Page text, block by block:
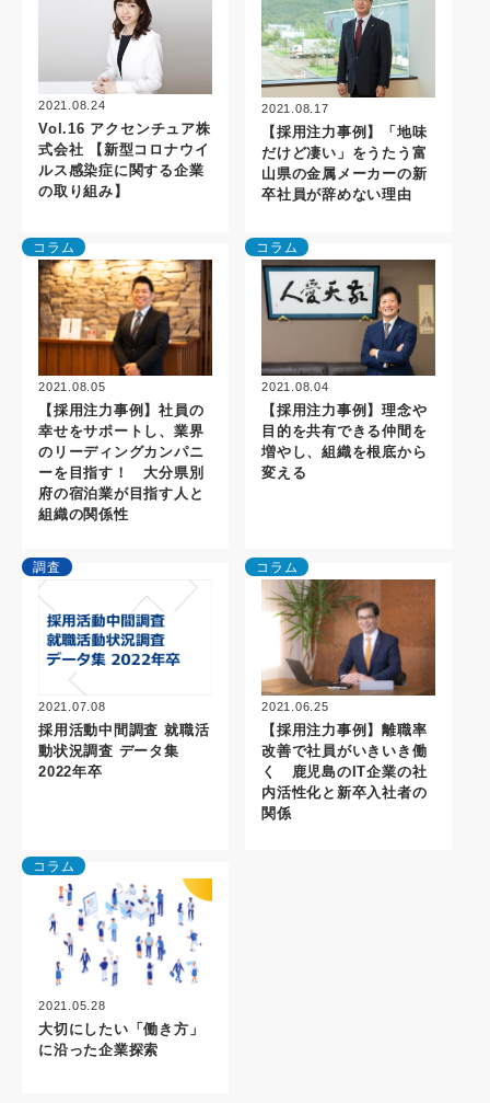
2021.08.24
Vol.16 アクセンチュア株
式会社 【新型コロナウイ
ルス感染症に関する企業
の取り組み】
2021.08.17
【採用注力事例】「地味
だけど凄い」をうたう富
山県の金属メーカーの新
卒社員が辞めない理由
コラム
2021.08.05
【採用注力事例】社員の
幸せをサポートし、業界
のリーディングカンパニ
ーを目指す！ 大分県別
府の宿泊業が目指す人と
組織の関係性
コラム
2021.08.04
【採用注力事例】理念や
目的を共有できる仲間を
増やし、組織を根底から
変える
調査
2021.07.08
採用活動中間調査 就職活
動状況調査 データ集
2022年卒
コラム
2021.06.25
【採用注力事例】離職率
改善で社員がいきいき働
く 鹿児島のIT企業の社
内活性化と新卒入社者の
関係
コラム
2021.05.28
大切にしたい「働き方」
に沿った企業探索